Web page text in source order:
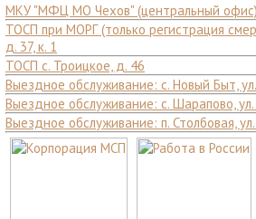
МКУ "МФЦ МО Чехов" (центральный офис)
ТОСП при МОРГ (только регистрация
д. 37, к. 1
ТОСП с. Троицкое, д. 46
Выездное обслуживание: с. Новый Быт,
Выездное обслуживание: с. Шарапово,
Выездное обслуживание: п. Столбовая,